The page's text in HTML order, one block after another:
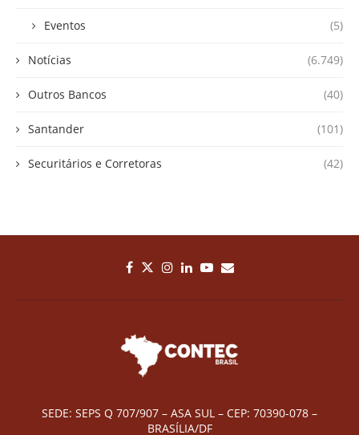
Eventos (5)
Notícias (6.749)
Outros Bancos (40)
Santander (101)
Securitários e Corretoras (42)
SEDE: SEPS Q 707/907 – ASA SUL – CEP: 70390-078 –
BRASÍLIA/DF